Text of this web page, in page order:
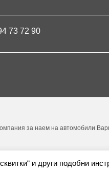
73 72 90
за наем на автомобили
и други подобни